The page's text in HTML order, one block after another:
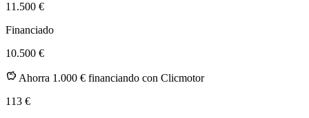
11.500 €
Financiado
10.500 €
savings Ahorra 1.000 € financiando con Clicmotor
113 €